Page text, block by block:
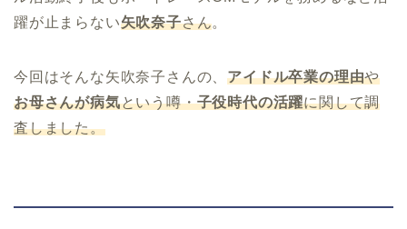
躍が止まらない矢吹奈子さん。
今回はそんな矢吹奈子さんの、アイドル卒業の理由や
お母さんが病気という噂・子役時代の活躍に関して調
査しました。